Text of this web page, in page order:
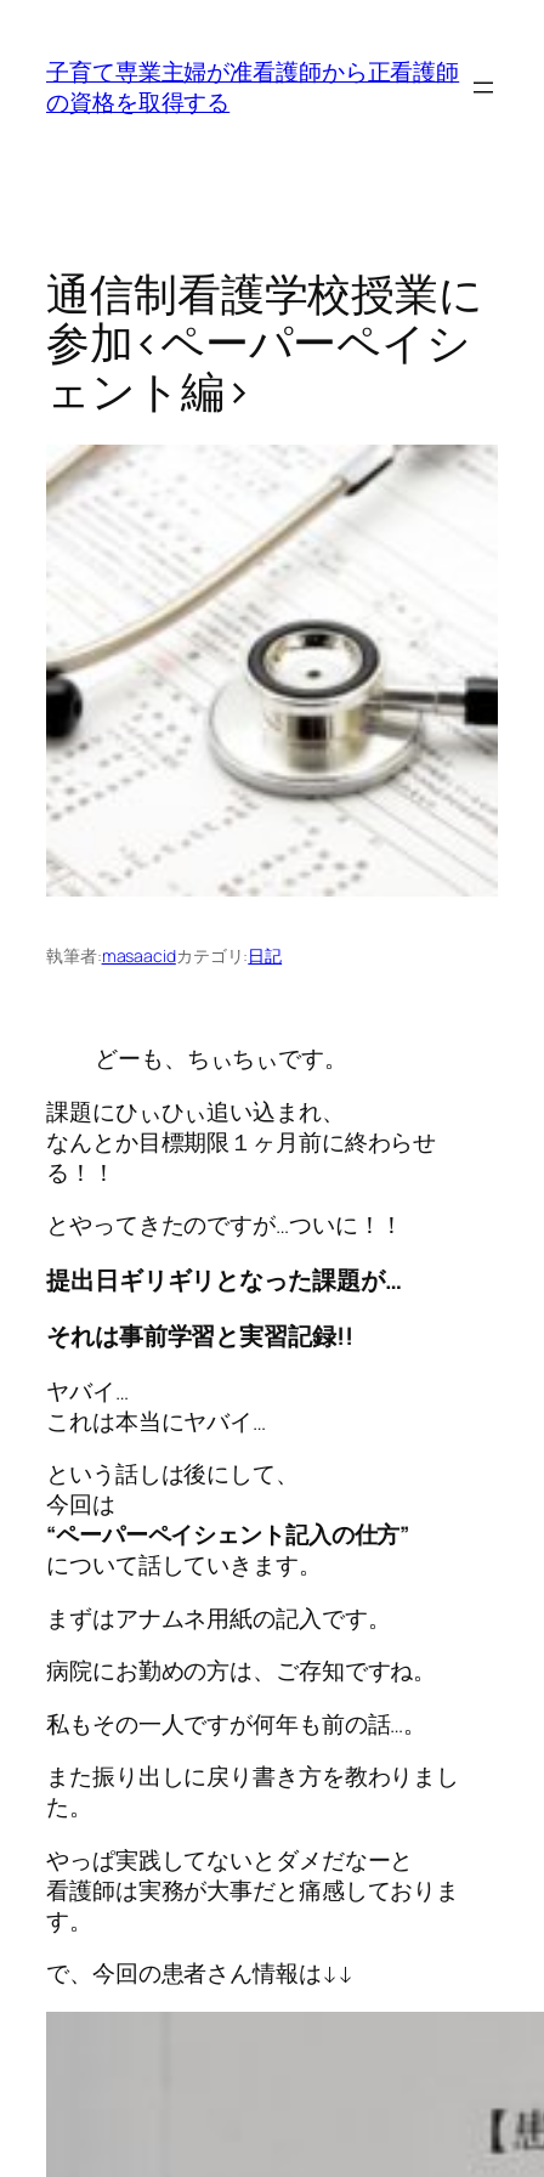
子育て専業主婦が准看護師から正看護師
の資格を取得する
通信制看護学校授業に
参加<ペーパーペイシ
ェント編>
執筆者:masaacidカテゴリ:日記
どーも、ちぃちぃです。
課題にひぃひぃ追い込まれ、
なんとか目標期限１ヶ月前に終わらせ
る！！
とやってきたのですが…ついに！！
提出日ギリギリとなった課題が…
それは事前学習と実習記録!!
ヤバイ…
これは本当にヤバイ…
という話しは後にして、
今回は
“ペーパーペイシェント記入の仕方”
について話していきます。
まずはアナムネ用紙の記入です。
病院にお勤めの方は、ご存知ですね。
私もその一人ですが何年も前の話…。
また振り出しに戻り書き方を教わりまし
た。
やっぱ実践してないとダメだなーと
看護師は実務が大事だと痛感しておりま
す。
で、今回の患者さん情報は↓↓